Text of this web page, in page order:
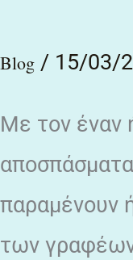
Blog / 15/03/
Με τον έναν
παραμένουν
των